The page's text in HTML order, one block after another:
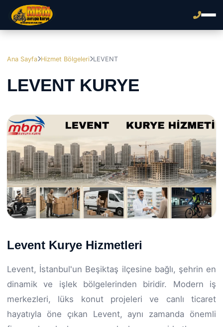
Ana Sayfa Hizmet Bölgeleri LEVENT
LEVENT KURYE
Levent Kurye Hizmetleri
Levent, İstanbul'un Beşiktaş ilçesine bağlı, şehrin en
dinamik ve işlek bölgelerinden biridir. Modern iş
merkezleri, lüks konut projeleri ve canlı ticaret
hayatıyla öne çıkan Levent, aynı zamanda önemli